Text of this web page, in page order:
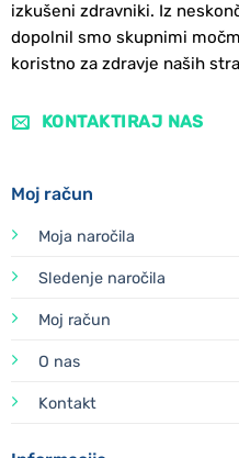
izkušeni zdravniki. Iz
dopolnil smo skupnimi
koristno za zdravje naših
KONTAKTIRAJ NAS
Moj račun
Moja naročila
Sledenje naročila
Moj račun
O nas
Kontakt